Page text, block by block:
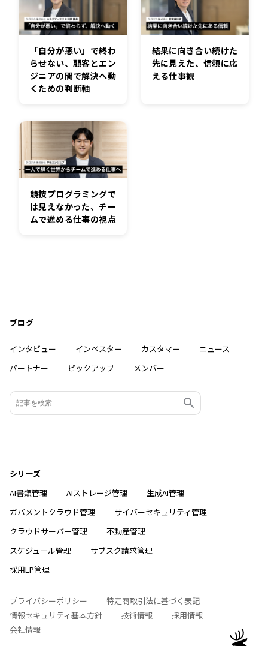
「自分が悪い」で終わ
らせない、顧客とエン
ジニアの間で解決へ動
くための判断軸
結果に向き合い続けた
先に見えた、信頼に応
える仕事観
競技プログラミングで
は見えなかった、チー
ムで進める仕事の視点
ブログ
インタビュー インベスター カスタマー
ニュース
パートナー
ピックアップ メンバー
シリーズ
AI書類管理
AIストレージ管理
生成AI管理
ガバメントクラウド管理
サイバーセキュリティ管理
クラウドサーバー管理
不動産管理
スケジュール管理
サブスク請求管理
採用LP管理
プライバシーポリシー
特定商取引法に基づく表記
情報セキュリティ基本方針
技術情報
採用情報
会社情報